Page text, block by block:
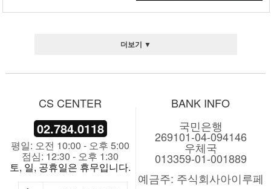
더보기 ▼
CS CENTER
02.784.0118
평일: 오전 10:00 - 오후 5:00
점심: 12:30 - 오후 1:30
토, 일, 공휴일은 휴무입니다.
BANK INFO
국민은행
269101-04-094146
우체국
013359-01-001889
예금주: 주식회사아이루페